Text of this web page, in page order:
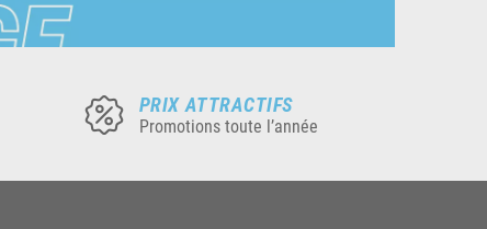
PRIX ATTRACTIFS
Promotions toute l’année